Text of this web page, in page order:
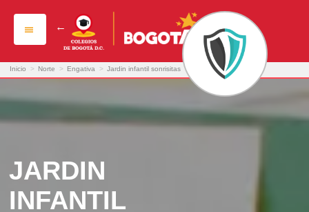
jardin infantil sonrisitas
Inicio > Norte > Engativa > Jardin infantil sonrisitas
JARDIN
INFANTIL